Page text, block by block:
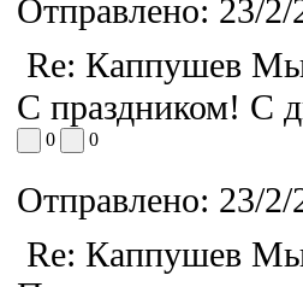
Отправлено: 23/
Re: Каппушев
С праздником!
0 0
Отправлено: 23/
Re: Каппушев